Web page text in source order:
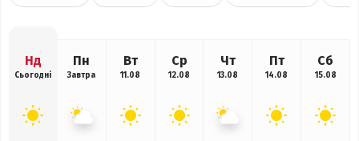
Нд
Сьогодні
Пн
Завтра
Вт
11.08
Ср
12.08
Чт
13.08
Пт
14.08
Сб
15.08